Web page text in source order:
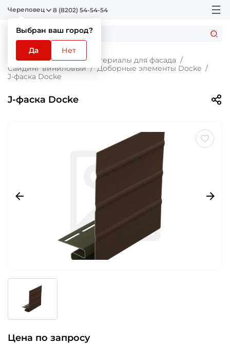
Череповец
Выбран ваш город?
Да Нет
8 (8202) 54-54-54
Главная Каталог
Материалы для фасада
Сайдинг виниловый
Доборные элементы Docke
J-фаска Docke
J-фаска Docke
Цена по запросу